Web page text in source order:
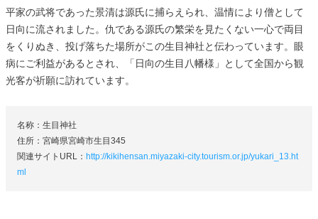
平家の武将であった景清は源氏に捕らえられ、温情により僧として
日向に流されました。仇である源氏の繁栄を見たくない一心で両目
をくりぬき、投げ落ちた場所がこの生目神社と伝わっています。眼
病にご利益があるとされ、「日向の生目八幡様」として全国から観
光客が祈願に訪れています。
名称：生目神社
住所：宮崎県宮崎市生目345
関連サイトURL： http://kikihensan.miyazaki-city.tourism.or.jp/yukari_13.ht
ml